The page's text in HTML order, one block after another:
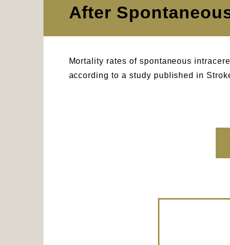
After
Mortality rates of spontaneous
according to a study published in